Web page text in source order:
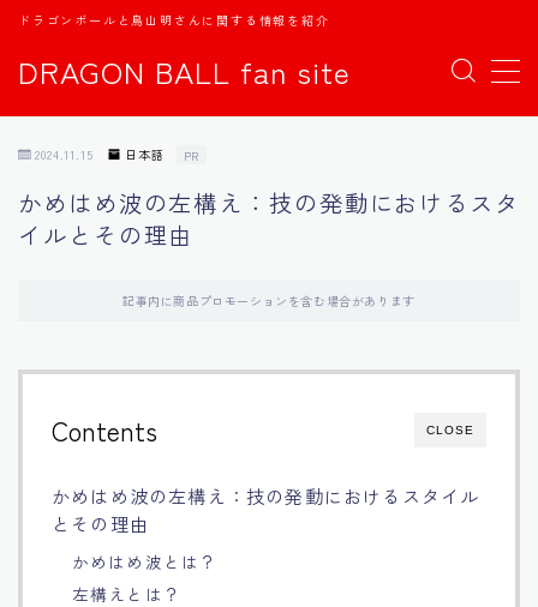
DRAGON BALL fan site
ドラゴンボールと鳥山明さんに関する情報を紹介
MENU
日本語
中文
Español
اللغة العربية
Français
2024.11.15 日本語 PR
かめはめ波の左構え：技の発動におけるスタ
イルとその理由
記事内に商品プロモーションを含む場合があります
CLOSE
Contents
かめはめ波の左構え：技の発動におけるスタイル
とその理由
かめはめ波とは？
左構えとは？